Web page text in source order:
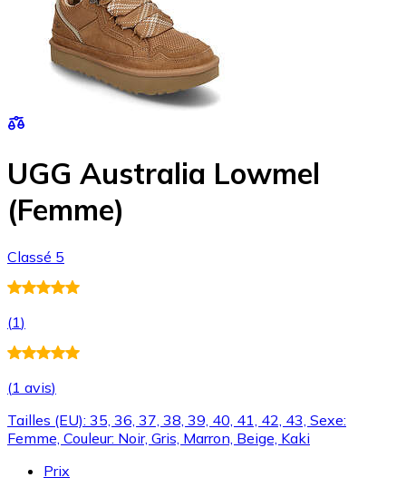
UGG Australia Lowmel
(Femme)
Classé 5
(1)
(1 avis)
Tailles (EU): 35, 36, 37, 38, 39, 40, 41, 42, 43, Sexe:
Femme, Couleur: Noir, Gris, Marron, Beige, Kaki
Prix